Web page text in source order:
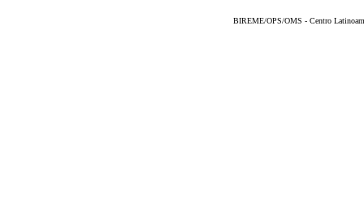
BIREME/OPS/OMS - Centro